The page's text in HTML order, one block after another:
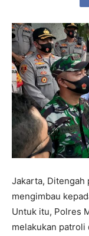
Jakarta, Ditengah
mengimbau
Untuk itu, Polres
melakukan